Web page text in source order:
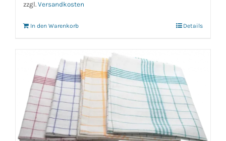
zzgl. Versandkosten
In den Warenkorb Details